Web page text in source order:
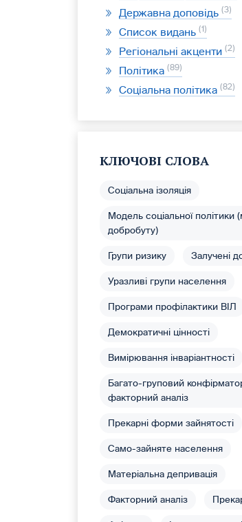
Державна доповідь 3
Список видань 1
Регіональні акценти 2
Політика 89
Соціальна політика 82
КЛЮЧОВІ СЛОВА
Соціальна ізоляція
Модель соціальної політики
добробуту)
Групи ризику Залучені
Уразливі групи населення
Програми профілактики ВІЛ
Демократичні цінності
Вимірювання інваріантності
Багато-груповий
факторний аналіз
Прекарні форми зайнятості
Само-зайняте населення
Матеріальна депривація
Факторний аналіз